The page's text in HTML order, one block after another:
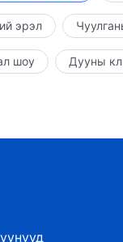
эрэл
шоу Дууны